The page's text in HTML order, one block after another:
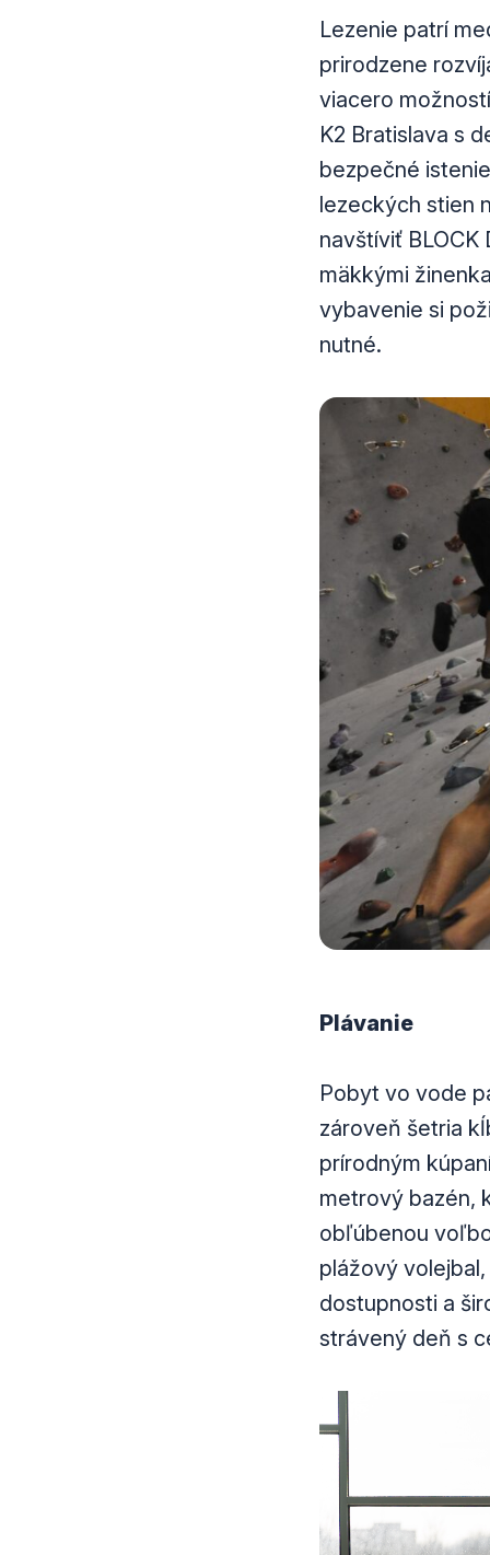
Lezenie patrí
prirodzene
viacero
K2 Bratislava s
bezpečné
lezeckých stien
navštíviť BLOCK
mäkkými
vybavenie si
nutné.
Plávanie
Pobyt vo vode
zároveň šetria
prírodným
metrový bazén,
obľúbenou
plážový
dostupnosti a
strávený deň s